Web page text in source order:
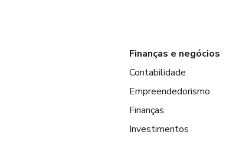
Finanças e negócios
Contabilidade
Empreendedorismo
Finanças
Investimentos